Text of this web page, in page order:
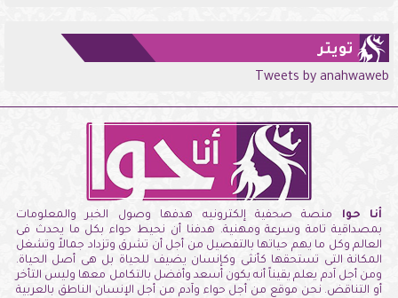
تويتر
Tweets by anahwaweb
أنا حوا منصة صحفية إلكترونيه هدفها وصول الخبر والمعلومات
بمصداقية تامة وسرعة ومهنية. هدفنا أن نحيط حواء بكل ما يحدث فى
العالم وكل ما يهم حياتها بالتفصيل من أجل أن تشرق وتزداد جمالاً وتشغل
المكانة التى تستحقها كأنثى وكإنسان يضيف للحياة بل هى أصل الحياة.
ومن أجل آدم يعلم يقيناً أنه يكون أسعد وأفضل بالتكامل معها وليس التأخر
أو التناقض. نحن موقع من أجل حواء وآدم من أجل الإنسان الناطق بالعربية